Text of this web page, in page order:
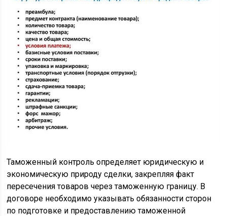
Таможенный контроль определяет юридическую и
экономическую природу сделки, закрепляя факт
пересечения товаров через таможенную границу. В
договоре необходимо указывать обязанности сторон
по подготовке и предоставлению таможенной